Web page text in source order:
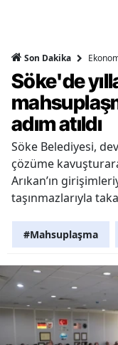
Son Dakika
Söke'de
adım atıldı
Söke Belediyesi,
çözüme
Arıkan’ın
taşınmazlarıyla
#Mahsuplaşma